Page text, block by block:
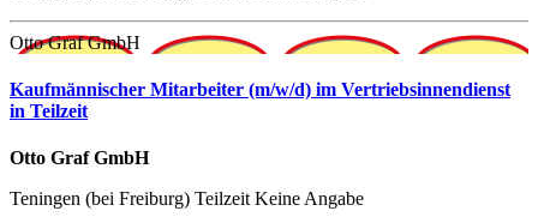
Otto Graf GmbH
Kaufmännischer Mitarbeiter (m/w/d) im Vertriebsinnendienst
in Teilzeit
Otto Graf GmbH
Teningen (bei Freiburg) TeilzeitKeine Angabe